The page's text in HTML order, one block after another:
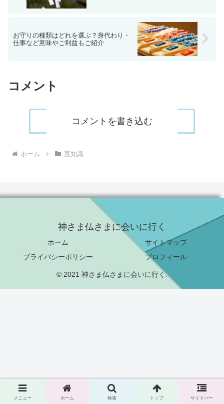
お守りの種類はどれを選ぶ？身代わり・
仕事など意味やご利益もご紹介
コメント
コメントを書き込む
ホーム 豆知識
神さま仏さまに会いに行く
ホーム
サイトマップ
プライバシーポリシー
プロフィール
© 2021 神さま仏さまに会いに行く.
メニュー ホーム 検索 トップ サイドバー